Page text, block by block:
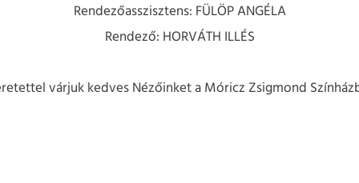
Rendezőasszisztens: FÜLÖP ANGÉLA
Rendező: HORVÁTH ILLÉS
várjuk kedves Nézőinket a Móricz Zsigmond